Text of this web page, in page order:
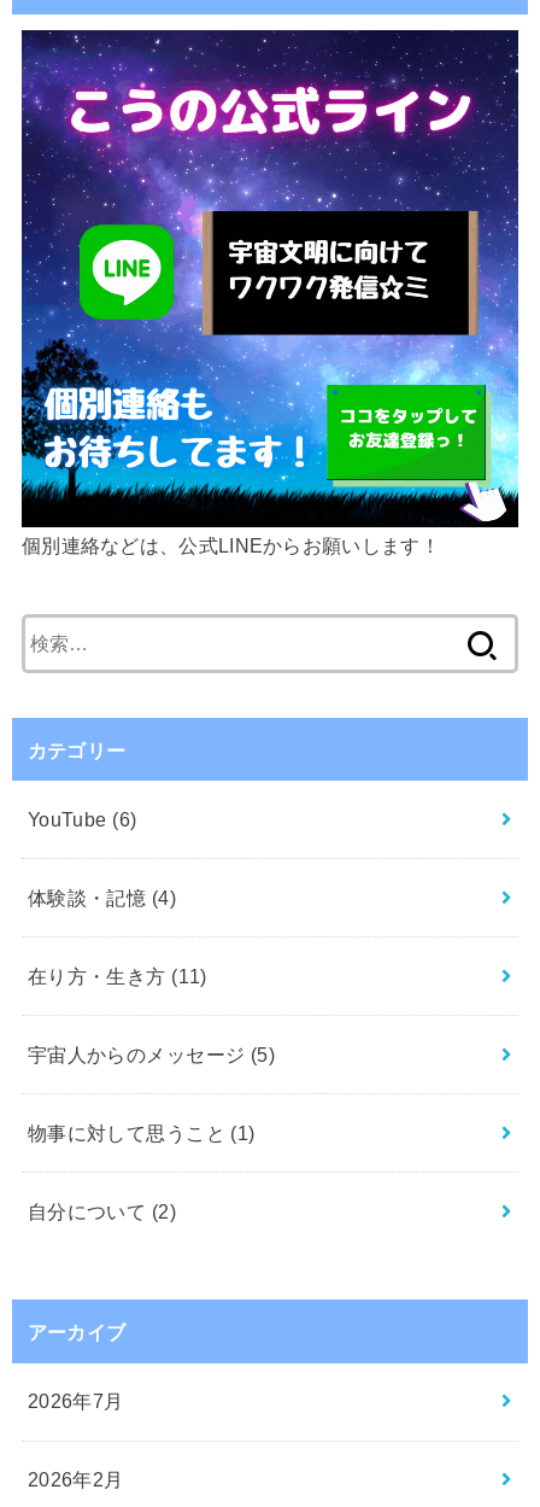
個別連絡などは、公式LINEからお願いします！
索:
カテゴリー
YouTube (6)
体験談・記憶 (4)
在り方・生き方 (11)
宇宙人からのメッセージ (5)
物事に対して思うこと (1)
自分について (2)
アーカイブ
2026年7月
2026年2月